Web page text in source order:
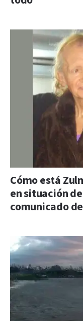
Cómo está
en situación
comunicado